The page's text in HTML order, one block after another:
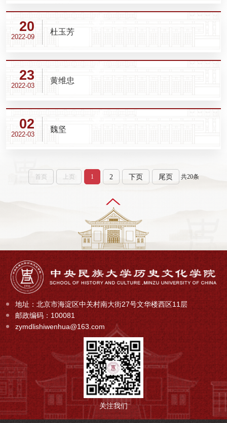
20
2022-09
杜玉芳
23
2022-03
黄维忠
02
2022-03
魏坚
首页 上页 1 2 下页 尾页 共20条
关注我们
地址：北京市海淀区中关村南大街27号文华楼西区11层
邮政编码：100081
zymdlishiwenhua@163.com